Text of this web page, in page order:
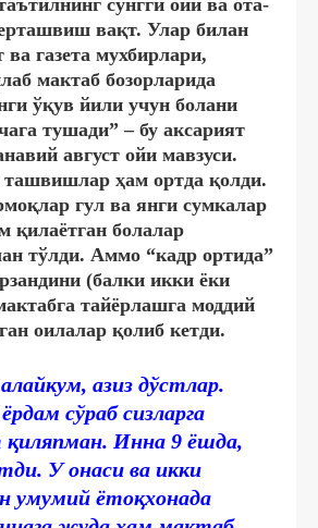
вақт. Улар билан
ва газета мухбирлари,
мактаб бозорларида
ўқув йили учун болани
тушади” – бу аксарият
август ойи мавзуси.
ҳам ортда қолди.
гул ва янги сумкалар
қилаётган болалар
тўлди. Аммо “кадр ортида”
(балки икки ёки
тайёрлашга моддий
оилалар қолиб кетди.
азиз дўстлар.
сўраб сизларга
Инна 9 ёшда,
У онаси ва икки
умумий ётоқхонада